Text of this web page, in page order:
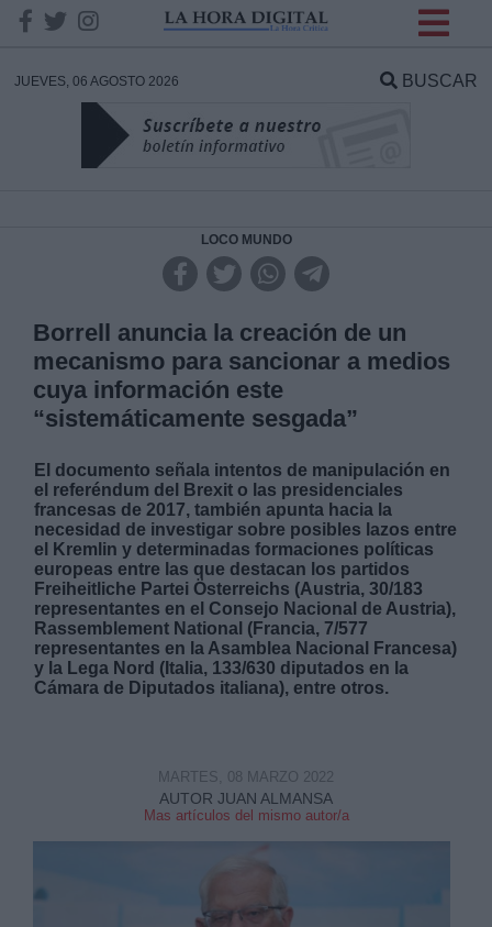
JUEVES, 06 AGOSTO 2026 BUSCAR
LOCO MUNDO
Borrell anuncia la creación de un
mecanismo para sancionar a medios
cuya información este
“sistemáticamente sesgada”
El documento señala intentos de manipulación en
el referéndum del Brexit o las presidenciales
francesas de 2017, también apunta hacia la
necesidad de investigar sobre posibles lazos entre
el Kremlin y determinadas formaciones políticas
europeas entre las que destacan los partidos
Freiheitliche Partei Österreichs (Austria, 30/183
representantes en el Consejo Nacional de Austria),
Rassemblement National (Francia, 7/577
representantes en la Asamblea Nacional Francesa)
y la Lega Nord (Italia, 133/630 diputados en la
Cámara de Diputados italiana), entre otros.
AUTOR JUAN ALMANSA
Mas artículos del mismo autor/a
MARTES, 08 MARZO 2022
DATOS
Responsable:
Legitimación:
Derechos:
link